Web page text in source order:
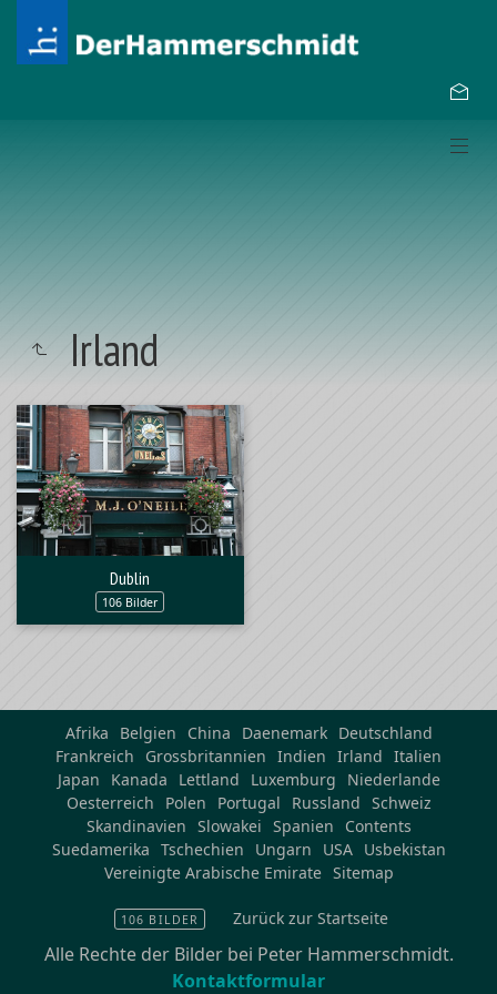
Irland
Dublin
106 Bilder
Afrika Belgien China Daenemark
Deutschland
Frankreich
Grossbritannien Indien Irland Italien
Japan
Kanada Lettland Luxemburg
Niederlande
Oesterreich
Polen Portugal Russland Schweiz
Skandinavien Slowakei Spanien
Contents
Suedamerika Tschechien Ungarn USA
Usbekistan
Vereinigte Arabische Emirate Sitemap
106 BILDER Zurück zur Startseite
Alle Rechte der Bilder bei Peter Hammerschmidt.
Kontaktformular